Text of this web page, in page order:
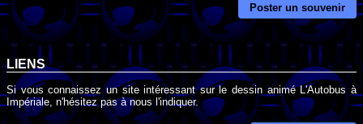
Poster un souvenir
LIENS
Si vous connaissez un site intéressant sur le dessin animé L'Autobus à
Impériale, n'hésitez pas à nous l'indiquer.